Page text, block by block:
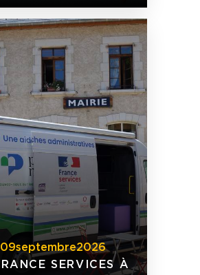
09septembre2026
SERVICES À